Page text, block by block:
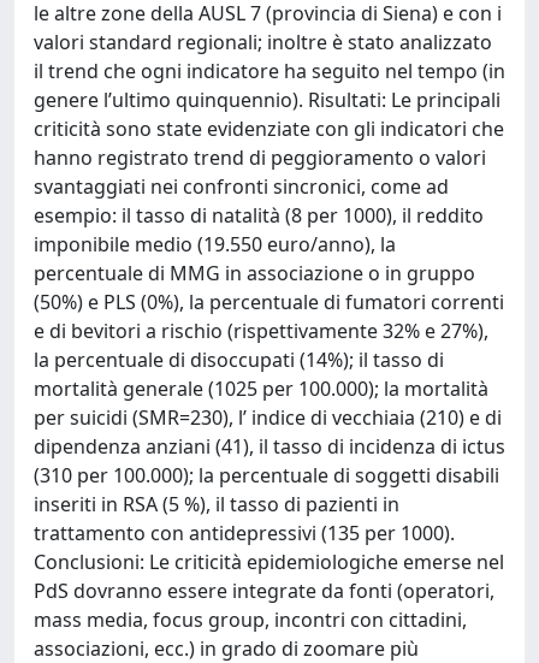
le altre zone della AUSL 7 (provincia di Siena) e con i
valori standard regionali; inoltre è stato analizzato
il trend che ogni indicatore ha seguito nel tempo (in
genere l’ultimo quinquennio). Risultati: Le principali
criticità sono state evidenziate con gli indicatori che
hanno registrato trend di peggioramento o valori
svantaggiati nei confronti sincronici, come ad
esempio: il tasso di natalità (8 per 1000), il reddito
imponibile medio (19.550 euro/anno), la
percentuale di MMG in associazione o in gruppo
(50%) e PLS (0%), la percentuale di fumatori correnti
e di bevitori a rischio (rispettivamente 32% e 27%),
la percentuale di disoccupati (14%); il tasso di
mortalità generale (1025 per 100.000); la mortalità
per suicidi (SMR=230), l’ indice di vecchiaia (210) e di
dipendenza anziani (41), il tasso di incidenza di ictus
(310 per 100.000); la percentuale di soggetti disabili
inseriti in RSA (5 %), il tasso di pazienti in
trattamento con antidepressivi (135 per 1000).
Conclusioni: Le criticità epidemiologiche emerse nel
PdS dovranno essere integrate da fonti (operatori,
mass media, focus group, incontri con cittadini,
associazioni, ecc.) in grado di zoomare più